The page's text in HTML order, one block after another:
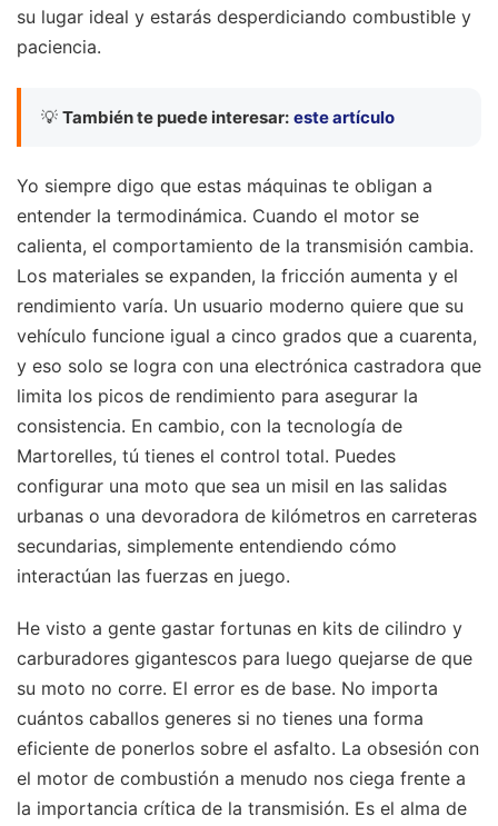
su lugar ideal y estarás desperdiciando combustible y
paciencia.
💡 También te puede interesar: este artículo
Yo siempre digo que estas máquinas te obligan a
entender la termodinámica. Cuando el motor se
calienta, el comportamiento de la transmisión cambia.
Los materiales se expanden, la fricción aumenta y el
rendimiento varía. Un usuario moderno quiere que su
vehículo funcione igual a cinco grados que a cuarenta,
y eso solo se logra con una electrónica castradora que
limita los picos de rendimiento para asegurar la
consistencia. En cambio, con la tecnología de
Martorelles, tú tienes el control total. Puedes
configurar una moto que sea un misil en las salidas
urbanas o una devoradora de kilómetros en carreteras
secundarias, simplemente entendiendo cómo
interactúan las fuerzas en juego.
He visto a gente gastar fortunas en kits de cilindro y
carburadores gigantescos para luego quejarse de que
su moto no corre. El error es de base. No importa
cuántos caballos generes si no tienes una forma
eficiente de ponerlos sobre el asfalto. La obsesión con
el motor de combustión a menudo nos ciega frente a
la importancia crítica de la transmisión. Es el alma de